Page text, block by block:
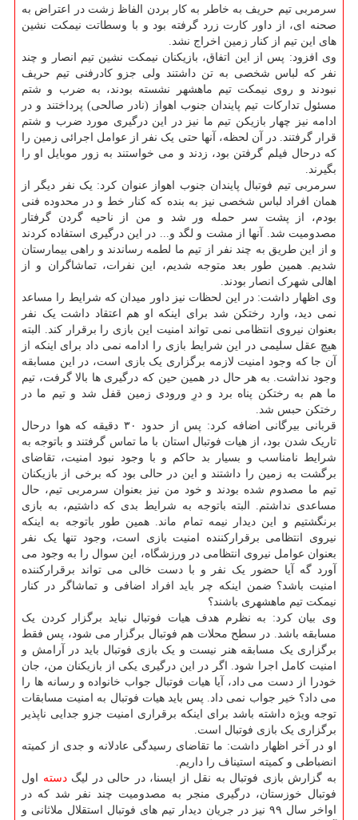
سرمربی تیم حریف به خاطر به کار بردن الفاظ زشت در اعتراض به
صحنه ای، از داور کارت زرد گرفته بود و با وسطاتت نیمکت نشین
های این تیم از کنار زمین اخراج نشد.
وی افزود: پس از این اتفاق، بازیکنان نیمکت نشین تیم انصار و چند
نفر که لباس شخصی به تن داشتند ولی جزو کادرفنی تیم حریف
نبودند و روی نیمکت تیم ماهشهر نشسته بودند، به ضرب و شتم
مسئول تدارکات تیم پایندان جنوب اهواز (نادر صالحی) پرداختند و در
ادامه نیز چهار بازیکن تیم ما نیز در این درگیری مورد ضرب و شتم
قرار گرفتند. در آن لحظه، آنها حتی یک نفر از عوامل اجرائی زمین را
که درحال فیلم گرفتن بود، زدند و می خواستند به زور موبایل او را
بگیرند.
سرمربی تیم فوتبال پایندان جنوب اهواز عنوان کرد: یک نفر دیگر از
همان افراد لباس شخصی نیز به بنده که کنار خط و در محدوده فنی
بودم، از پشت سر حمله ور شد و من از ناحیه گردن گرفتار
مصدومیت شد. آنها از مشت و لگد و... در این درگیری استفاده کردند
و از این طریق به چند نفر از تیم ما لطمه رساندند و راهی بیمارستان
شدیم. همین طور بعد متوجه شدیم، این نفرات، تماشاگران و از
اهالی شهرک انصار بودند.
وی اظهار داشت: در این لحظات نیز داور میدان که شرایط را مساعد
نمی دید، وارد رختکن شد برای اینکه او هم اعتقاد داشت یک نفر
بعنوان نیروی انتظامی نمی تواند امنیت این بازی را برقرار کند. البته
هیچ عقل سلیمی در این شرایط بازی را ادامه نمی داد برای اینکه از
آن جا که وجود امنیت لازمه برگزاری یک بازی است، در این مسابقه
وجود نداشت. به هر حال در همین حین که درگیری ها بالا گرفت، تیم
ما هم به رختکن پناه برد و درِ ورودی زمین قفل شد و تیم ما در
رختکن حبس شد.
قربانی بیرگانی اضافه کرد: پس از حدود ۳۰ دقیقه که هوا درحال
تاریک شدن بود، از هیات فوتبال استان با ما تماس گرفتند و باتوجه به
شرایط نامناسب و بسیار بد حاکم و با وجود نبود امنیت، تقاضای
برگشت به زمین را داشتند و این در حالی بود که برخی از بازیکنان
تیم ما مصدوم شده بودند و خود من نیز بعنوان سرمربی تیم، حال
مساعدی نداشتم. البته باتوجه به شرایط بدی که داشتیم، به بازی
برنگشتیم و این دیدار نیمه تمام ماند. همین طور باتوجه به اینکه
نیروی انتظامی برقرارکننده امنیت بازی است، وجود تنها یک نفر
بعنوان عوامل نیروی انتظامی در ورزشگاه، این سوال را به وجود می
آورد گه آیا حضور یک نفر و با دست خالی می تواند برقرارکننده
امنیت باشد؟ ضمن اینکه چر باید افراد اضافی و تماشاگر در کنار
نیمکت تیم ماهشهری باشند؟
وی بیان کرد: به نظرم هدف هیات فوتبال نباید برگزار کردن یک
مسابقه باشد. در سطح محلات هم فوتبال برگزار می شود، پس فقط
برگزاری یک مسابقه هنر نیست و یک بازی فوتبال باید در آرامش و
امنیت کامل اجرا شود. اگر در این درگیری یکی از بازیکنان من، جان
خودرا از دست می داد، آیا هیات فوتبال جواب خانواده و رسانه ها را
می داد؟ خیر جواب نمی داد. پس باید هیات فوتبال به امنیت مسابقات
توجه ویژه داشته باشد برای اینکه برقراری امنیت جزو جدایی ناپذیر
برگزاری یک بازی فوتبال است.
او در آخر اظهار داشت: ما تقاضای رسیدگی عادلانه و جدی از کمیته
انضباطی و کمیته استیناف را داریم.
به گزارش بازی فوتبال به نقل از ایسنا، در حالی در لیگدسته اول
فوتبال خوزستان، درگیری منجر به مصدومیت چند نفر شد که در
اواخر سال ۹۹ نیز در جریان دیدار تیم های فوتبال استقلال ملاثانی و